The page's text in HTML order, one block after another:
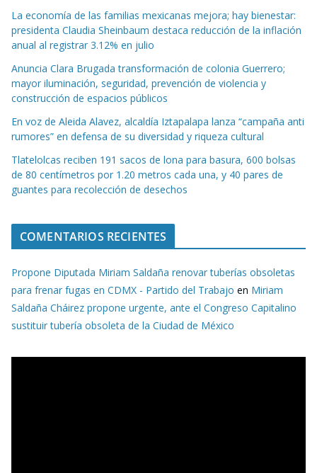
La economía de las familias mexicanas mejora; hay bienestar:
presidenta Claudia Sheinbaum destaca reducción de la inflación
anual al registrar 3.12% en julio
Anuncia Clara Brugada transformación de colonia Guerrero;
mayor iluminación, seguridad, prevención de violencia y
construcción de espacios públicos
En voz de Aleida Alavez, alcaldía Iztapalapa lanza “campaña anti
rumores” en defensa de su diversidad y riqueza cultural
Tlatelolcas reciben 191 sacos de lona para basura, 600 bolsas
de 80 centímetros por 1.20 metros cada una, y 40 pares de
guantes para recolección de desechos
COMENTARIOS RECIENTES
Propone Diputada Miriam Saldaña renovar tuberías obsoletas
para frenar fugas en CDMX - Partido del Trabajo en Miriam
Saldaña Cháirez propone urgente, ante el Congreso Capitalino
sustituir tubería obsoleta de la Ciudad de México